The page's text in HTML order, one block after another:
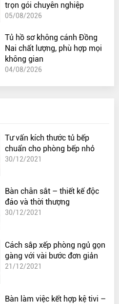
trọn gói chuyên nghiệp
05/08/2026
Tủ hồ sơ không cánh Đồng
Nai chất lượng, phù hợp mọi
không gian
04/08/2026
Tư vấn kích thước tủ bếp
chuẩn cho phòng bếp nhỏ
30/12/2021
Bàn chân sắt – thiết kế độc
đáo và thời thượng
30/12/2021
Cách sắp xếp phòng ngủ gọn
gàng với vài bước đơn giản
21/12/2021
Bàn làm việc kết hợp kệ tivi –